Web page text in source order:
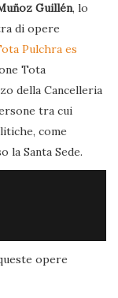
Guillén, lo
di opere
Pulchra es
Tota
della Cancelleria
tra cui
come
la Santa Sede.
opere